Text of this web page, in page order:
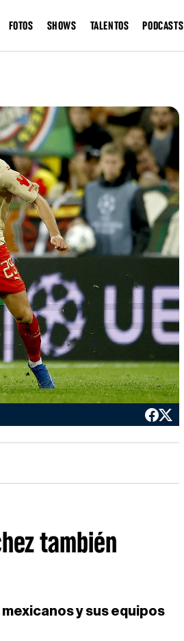
FOTOS SHOWS TALENTOS PODCASTS
también
y sus equipos